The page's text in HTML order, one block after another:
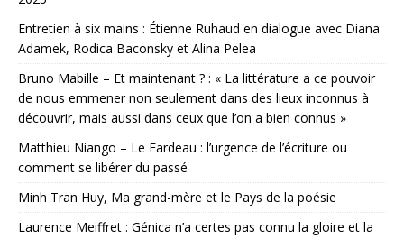
Entretien à six mains : Étienne Ruhaud en dialogue avec Diana
Adamek, Rodica Baconsky et Alina Pelea
Bruno Mabille – Et maintenant ? : « La littérature a ce pouvoir
de nous emmener non seulement dans des lieux inconnus à
découvrir, mais aussi dans ceux que l’on a bien connus »
Matthieu Niango – Le Fardeau : l’urgence de l’écriture ou
comment se libérer du passé
Minh Tran Huy, Ma grand-mère et le Pays de la poésie
Laurence Meiffret : Génica n’a certes pas connu la gloire et la